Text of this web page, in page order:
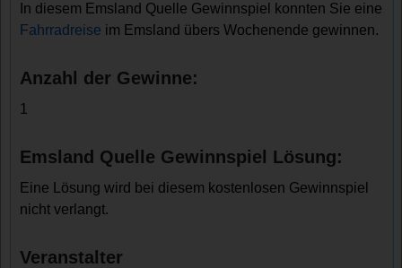
In diesem Emsland Quelle Gewinnspiel konnten Sie eine
Fahrradreise im Emsland übers Wochenende gewinnen.
Anzahl der Gewinne:
1
Emsland Quelle Gewinnspiel Lösung:
Eine Lösung wird bei diesem kostenlosen Gewinnspiel
nicht verlangt.
Veranstalter